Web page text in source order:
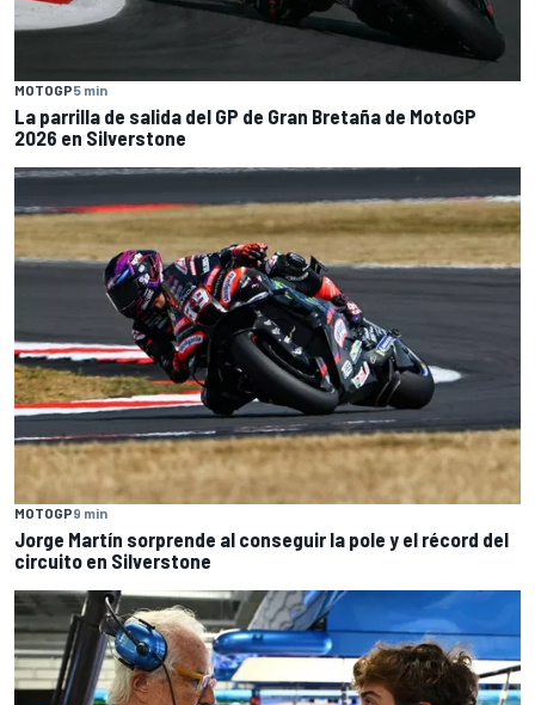
MOTOGP5 min
La parrilla de salida del GP de Gran Bretaña de MotoGP
2026 en Silverstone
MOTOGP9 min
Jorge Martín sorprende al conseguir la pole y el récord del
circuito en Silverstone